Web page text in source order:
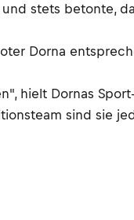
stets betonte,
Dorna
hielt Dornas
sind sie